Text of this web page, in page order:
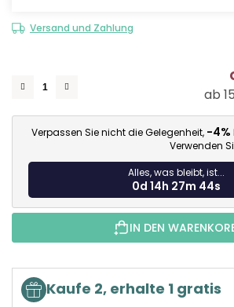
Versand und Zahlung
ab
Verpassen Sie nicht die Gelegenheit, -4%
Verwenden
Alles, was bleibt, ist...
0d 14h 27m 43s
IN DEN
Kaufe 2, erhalte 1 gratis